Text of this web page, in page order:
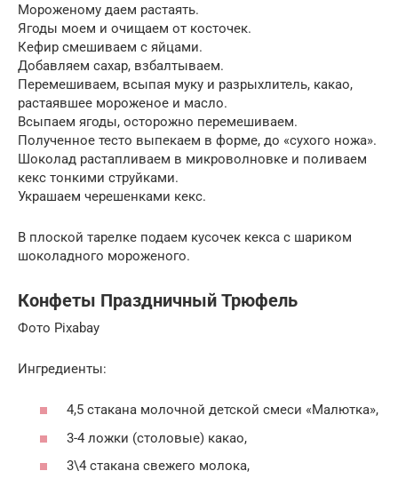
Мороженому даем растаять.
Ягоды моем и очищаем от косточек.
Кефир смешиваем с яйцами.
Добавляем сахар, взбалтываем.
Перемешиваем, всыпая муку и разрыхлитель, какао,
растаявшее мороженое и масло.
Всыпаем ягоды, осторожно перемешиваем.
Полученное тесто выпекаем в форме, до «сухого ножа».
Шоколад растапливаем в микроволновке и поливаем
кекс тонкими струйками.
Украшаем черешенками кекс.
В плоской тарелке подаем кусочек кекса с шариком
шоколадного мороженого.
Конфеты Праздничный Трюфель
Фото Pixabay
Ингредиенты:
4,5 стакана молочной детской смеси «Малютка»,
3-4 ложки (столовые) какао,
3\4 стакана свежего молока,